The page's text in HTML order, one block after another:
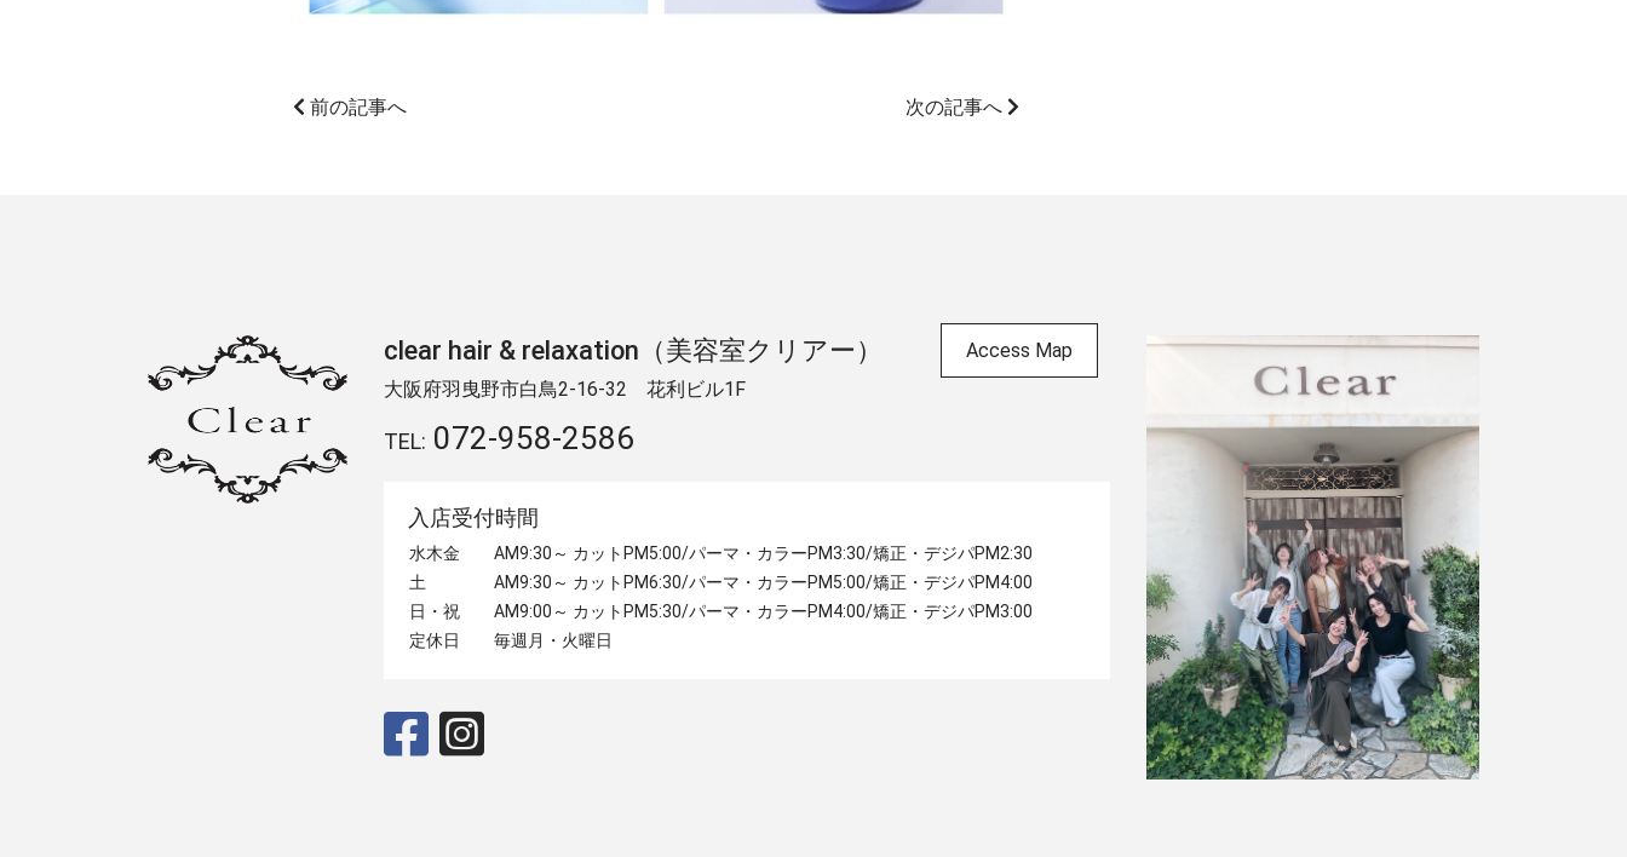
前の記事へ 次の記事へ
clear hair & relaxation（美容室クリアー）
大阪府羽曳野市白鳥2-16-32 ​花利ビル1F
TEL: 072-958-2586
Access Map
入店受付時間
水木金
AM9:30～ カットPM5:00/パーマ・カラーPM3:30/矯正・デジパPM2:30
土
AM9:30～ カットPM6:30/パーマ・カラーPM5:00/矯正・デジパPM4:00
日・祝
AM9:00～ カットPM5:30/パーマ・カラーPM4:00/矯正・デジパPM3:00
定休日
毎週月・火曜日